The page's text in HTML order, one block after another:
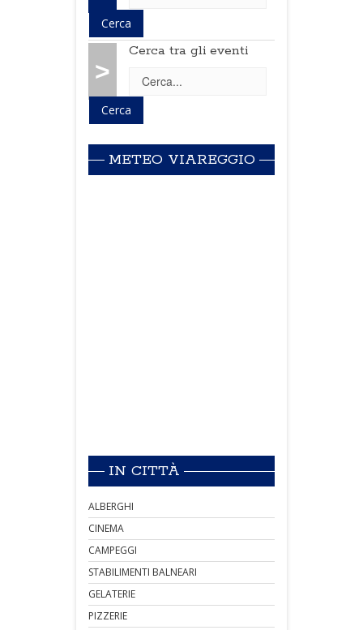
>
Cerca tra gli eventi
METEO VIAREGGIO
IN CITTÀ
ALBERGHI
CINEMA
CAMPEGGI
STABILIMENTI BALNEARI
GELATERIE
PIZZERIE